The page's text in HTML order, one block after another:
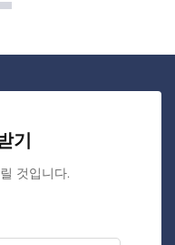
기
것입니다.